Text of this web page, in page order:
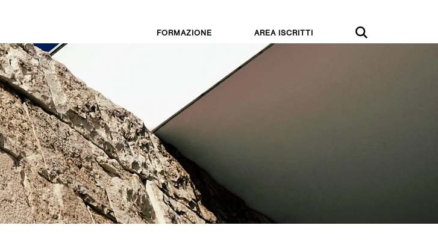
FORMAZIONE AREA ISCRITTI